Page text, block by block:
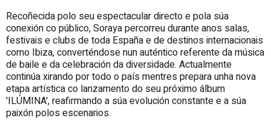
Recoñecida polo seu espectacular directo e pola súa
conexión co público, Soraya percorreu durante anos salas,
festivais e clubs de toda España e de destinos internacionais
como Ibiza, converténdose nun auténtico referente da música
de baile e da celebración da diversidade. Actualmente
continúa xirando por todo o país mentres prepara unha nova
etapa artística co lanzamento do seu próximo álbum
'ILÚMINA', reafirmando a súa evolución constante e a súa
paixón polos escenarios.